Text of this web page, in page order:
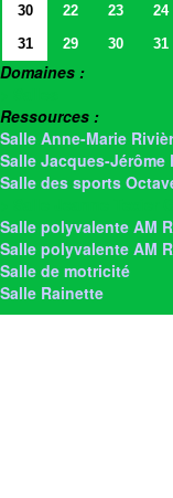
30
22 23 24
31
29 30 31
Domaines :
Ressources :
Salle Anne-Marie
Salle Jacques-Jérôme
Salle des sports
Salle polyvalente AM
Salle polyvalente AM
Salle de motricité
Salle Rainette